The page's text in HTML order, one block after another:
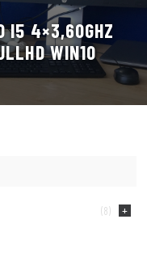
I5 4×3,60GHZ
WIN10
(8)